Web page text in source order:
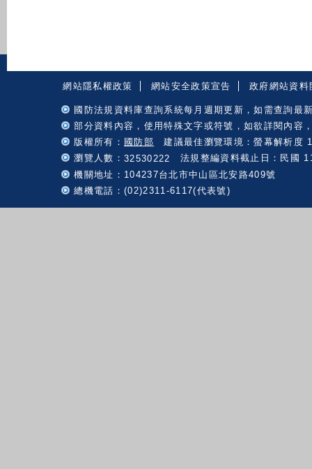
網站隱私權政策 網站安全政策宣告 政府網站資料
國防法規資料庫查詢系統每月週期更新，如需查詢最
部分資料內容，使用特殊文字或符號，如欲詳閱內容
版權所有： 國防部 建議最佳瀏覽環境：螢幕解析度
瀏覽人數：32530222
法規整編資料截止日：民國
機關地址：104237台北市中山區北安路409號
總機電話：(02)2311-6117(代表號)